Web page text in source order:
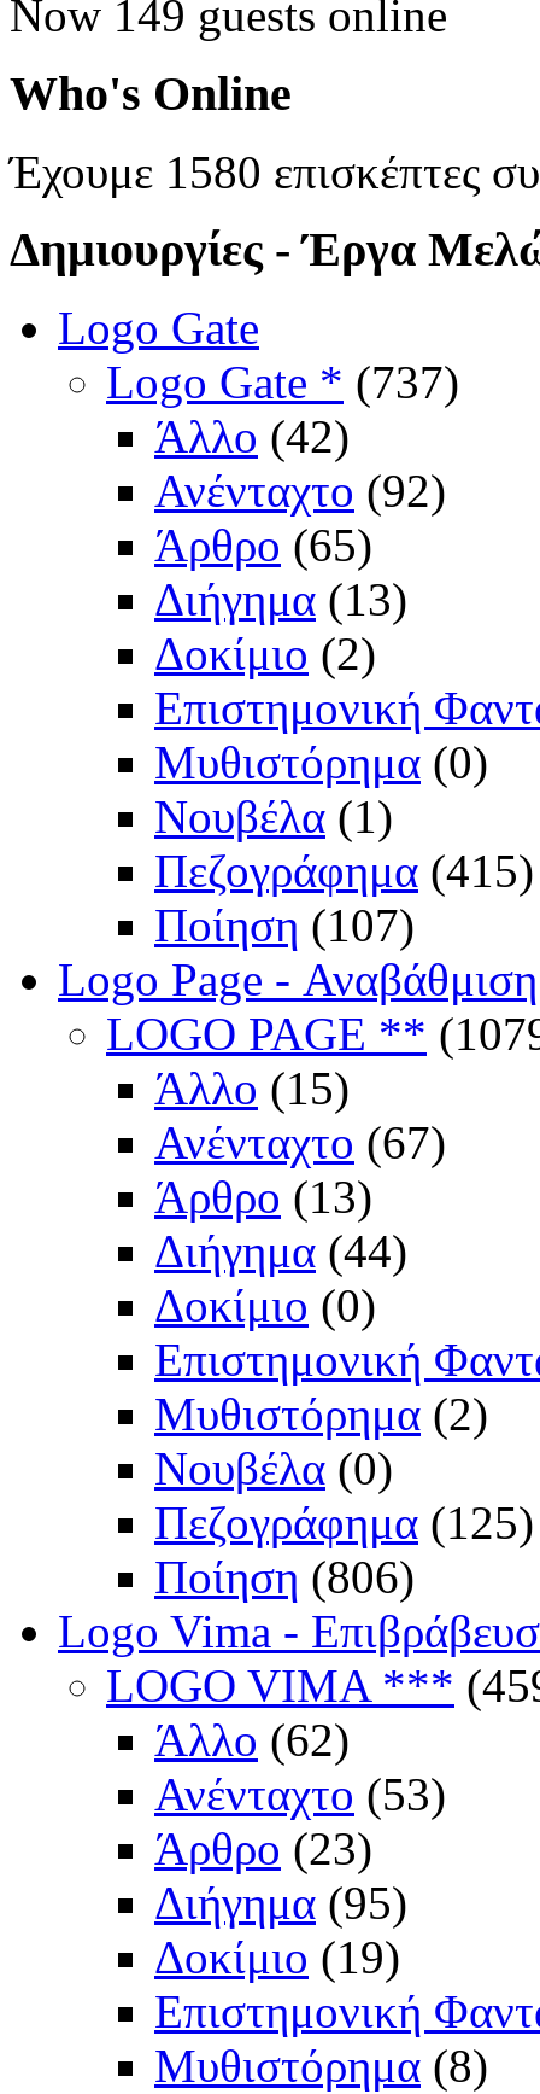
Now 149 guests online
Who's Online
Έχουμε 1580 επισκέπτες
Δημιουργίες - Έργα
Logo Gate
Logo Gate * (737)
Άλλο (42)
Ανένταχτο (92)
Άρθρο (65)
Διήγημα (13)
Δοκίμιο (2)
Επιστημονική
Μυθιστόρημα (0)
Νουβέλα (1)
Πεζογράφημα (415)
Ποίηση (107)
Logo Page -
LOGO PAGE **
Άλλο (15)
Ανένταχτο (67)
Άρθρο (13)
Διήγημα (44)
Δοκίμιο (0)
Επιστημονική
Μυθιστόρημα (2)
Νουβέλα (0)
Πεζογράφημα (125)
Ποίηση (806)
Logo Vima -
LOGO VIMA ***
Άλλο (62)
Ανένταχτο (53)
Άρθρο (23)
Διήγημα (95)
Δοκίμιο (19)
Επιστημονική
Μυθιστόρημα (8)